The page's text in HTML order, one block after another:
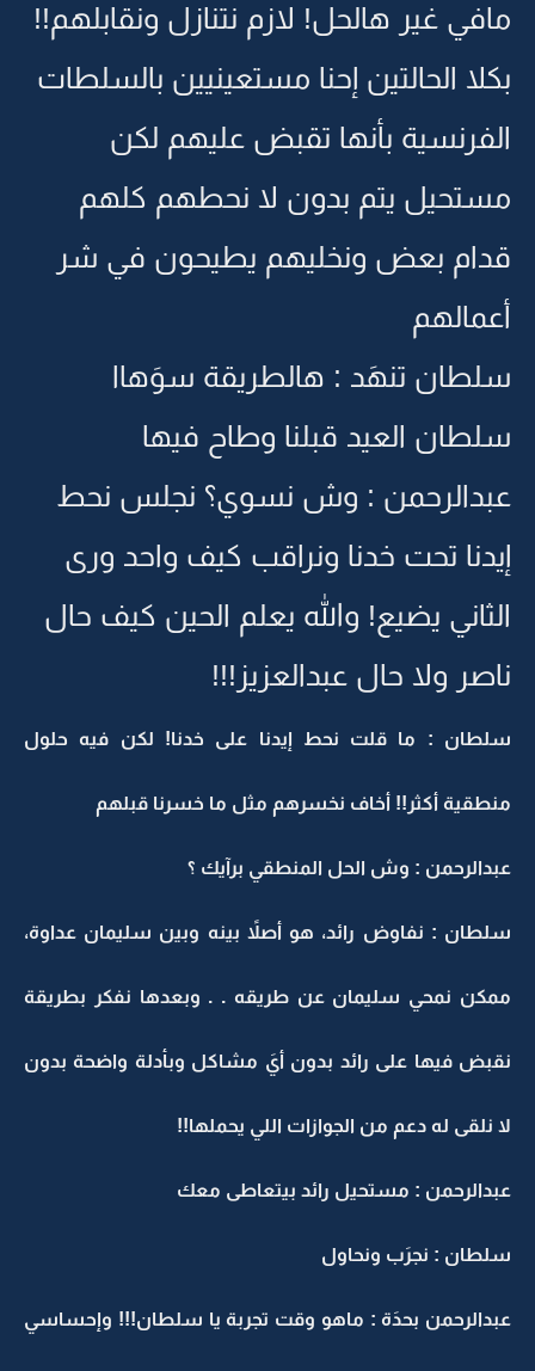
مافي غير هالحل! لازم نتنازل ونقابلهم!!
بكلا الحالتين إحنا مستعينيين بالسلطات
الفرنسية بأنها تقبض عليهم لكن
مستحيل يتم بدون لا نحطهم كلهم
قدام بعض ونخليهم يطيحون في شر
أعمالهم
سلطان تنهَد : هالطريقة سوَهاا
سلطان العيد قبلنا وطاح فيها
عبدالرحمن : وش نسوي؟ نجلس نحط
إيدنا تحت خدنا ونراقب كيف واحد ورى
الثاني يضيع! والله يعلم الحين كيف حال
ناصر ولا حال عبدالعزيز!!!
سلطان : ما قلت نحط إيدنا على خدنا! لكن فيه حلول
منطقية أكثر!! أخاف نخسرهم مثل ما خسرنا قبلهم
عبدالرحمن : وش الحل المنطقي برآيك ؟
سلطان : نفاوض رائد، هو أصلاً بينه وبين سليمان عداوة،
ممكن نمحي سليمان عن طريقه . . وبعدها نفكر بطريقة
نقبض فيها على رائد بدون أيَ مشاكل وبأدلة واضحة بدون
لا نلقى له دعم من الجوازات اللي يحملها!!
عبدالرحمن : مستحيل رائد بيتعاطى معك
سلطان : نجرَب ونحاول
عبدالرحمن بحدَة : ماهو وقت تجربة يا سلطان!!! وإحساسي